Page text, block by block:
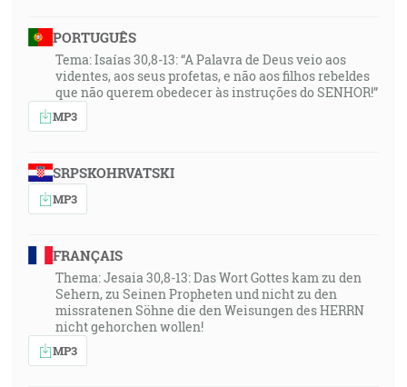
PORTUGUÊS
Tema: Isaías 30,8-13: “A Palavra de Deus veio aos
videntes, aos seus profetas, e não aos filhos rebeldes
que não querem obedecer às instruções do SENHOR!”
MP3
SRPSKOHRVATSKI
MP3
FRANÇAIS
Thema: Jesaia 30,8-13: Das Wort Gottes kam zu den
Sehern, zu Seinen Propheten und nicht zu den
missratenen Söhne die den Weisungen des HERRN
nicht gehorchen wollen!
MP3